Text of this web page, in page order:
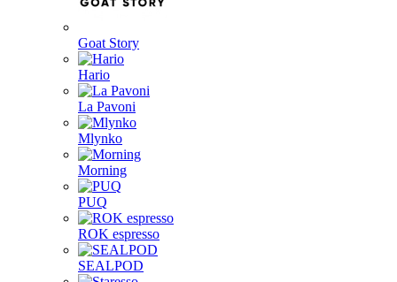
Goat Story
Hario
La Pavoni
Mlynko
Morning
PUQ
ROK espresso
SEALPOD